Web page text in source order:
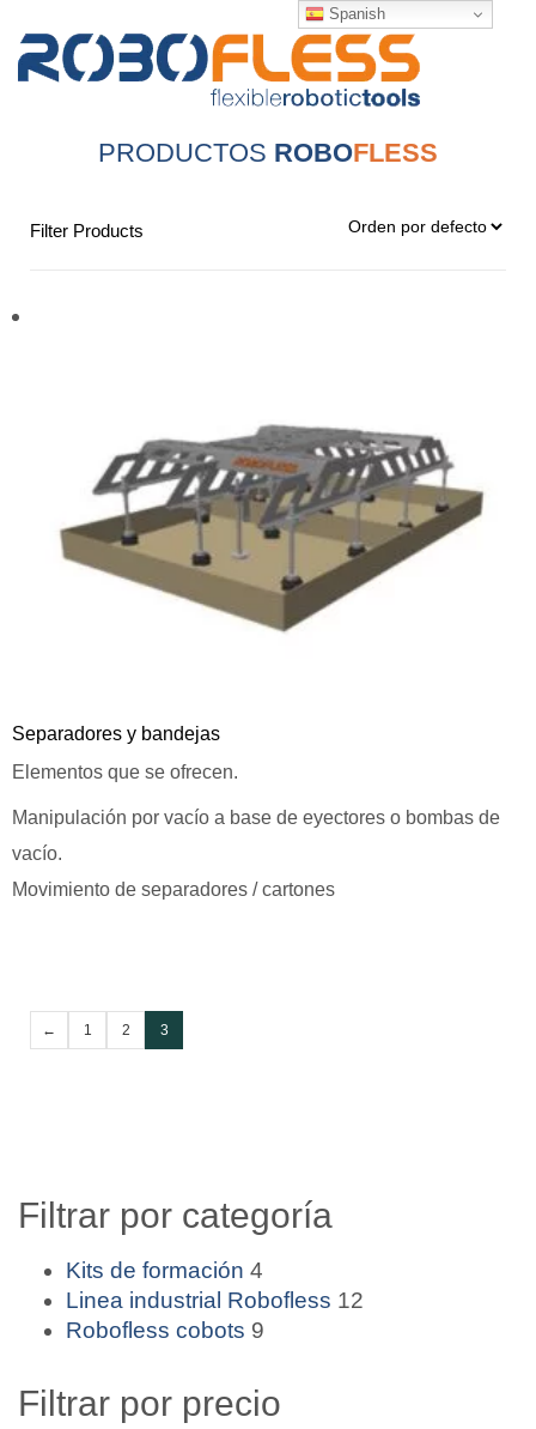
PRODUCTOS ROBOFLESS
Filter Products
Separadores y bandejas
Elementos que se ofrecen.
Manipulación por vacío a base de eyectores o bombas de
vacío.
Movimiento de separadores / cartones
← 1 2 3
Filtrar por categoría
Kits de formación 4
Linea industrial Robofless 12
Robofless cobots 9
Filtrar por precio
Spanish